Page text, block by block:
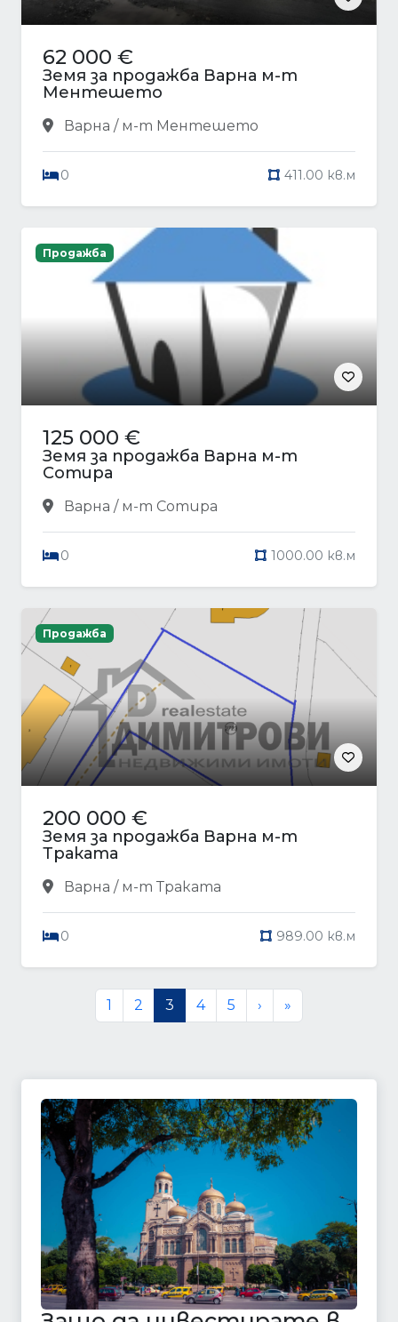
62 000 €
Земя за продажба Варна м-т
Ментешето
Варна / м-т Ментешето
0 411.00 кв.м
Продажба
125 000 €
Земя за продажба Варна м-т
Сотира
Варна / м-т Сотира
0 1000.00 кв.м
Продажба
200 000 €
Земя за продажба Варна м-т
Траката
Варна / м-т Траката
0 989.00 кв.м
1 2 3 4 5 › »